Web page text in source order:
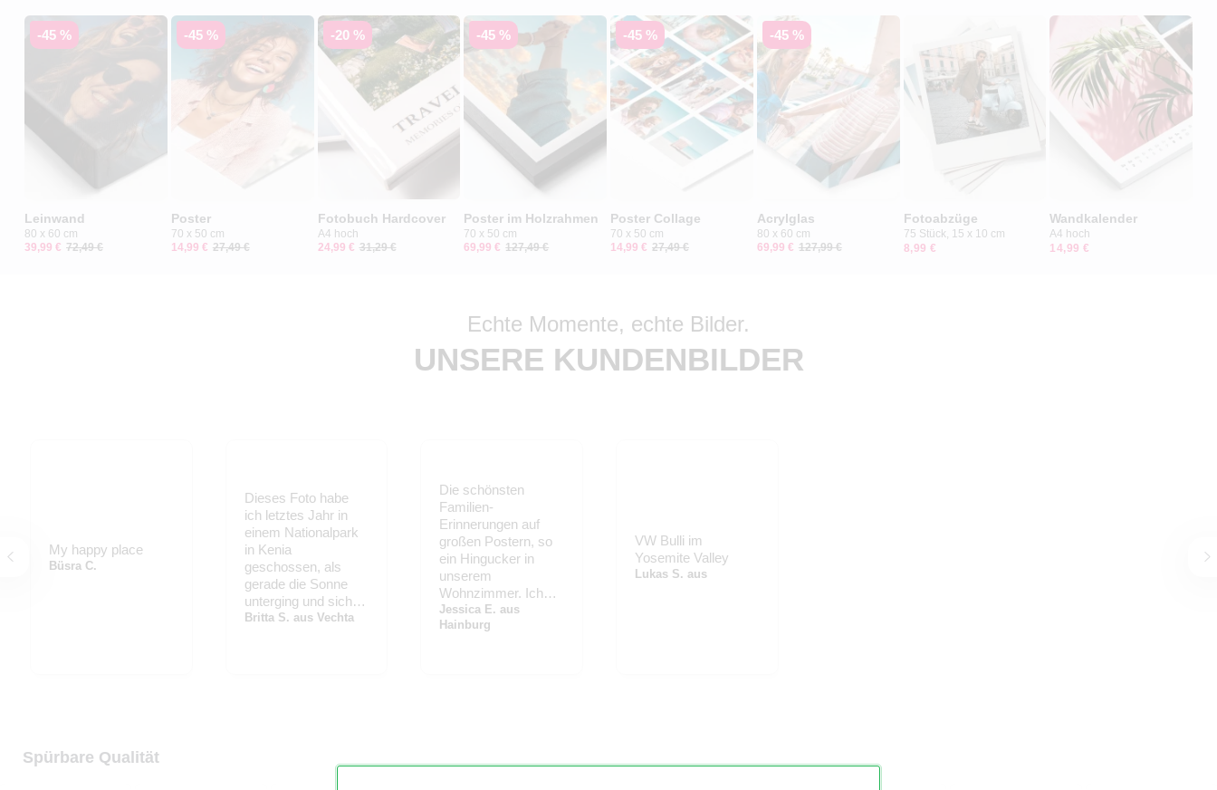
-45 %
Leinwand
80 x 60 cm
39,99 € 72,49 €
-45 %
Poster
70 x 50 cm
14,99 € 27,49 €
-20 %
Fotobuch Hardcover
A4 hoch
24,99 € 31,29 €
-45 %
Poster im Holzrahmen
70 x 50 cm
69,99 € 127,49 €
-45 %
Poster Collage
70 x 50 cm
14,99 € 27,49 €
-45 %
Acrylglas
80 x 60 cm
69,99 € 127,99 €
Fotoabzüge
75 Stück, 15 x 10 cm
8,99 €
Wandkalender
A4 hoch
14,99 €
Echte Momente, echte Bilder.
UNSERE KUNDENBILDER
My happy place
Büsra C.
Dieses Foto habe
ich letztes Jahr in
einem Nationalpark
in Kenia
geschossen, als
gerade die Sonne
unterging und sich
der Elefant ruhig
Britta S. aus Vechta
Die schönsten
Familien-
Erinnerungen auf
großen Postern, so
ein Hingucker in
unserem
Wohnzimmer. Ich
liebe sie und wir
haben in unserem
Jessica E. aus
Hainburg
VW Bulli im
Yosemite Valley
Lukas S. aus
Spürbare Qualität